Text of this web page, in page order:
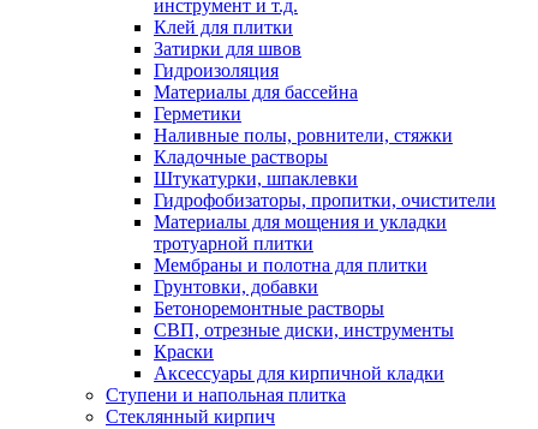
инструмент и т.д.
Клей для плитки
Затирки для швов
Гидроизоляция
Материалы для бассейна
Герметики
Наливные полы, ровнители, стяжки
Кладочные растворы
Штукатурки, шпаклевки
Гидрофобизаторы, пропитки, очистители
Материалы для мощения и укладки
тротуарной плитки
Мембраны и полотна для плитки
Грунтовки, добавки
Бетоноремонтные растворы
СВП, отрезные диски, инструменты
Краски
Аксессуары для кирпичной кладки
Ступени и напольная плитка
Cтеклянный кирпич